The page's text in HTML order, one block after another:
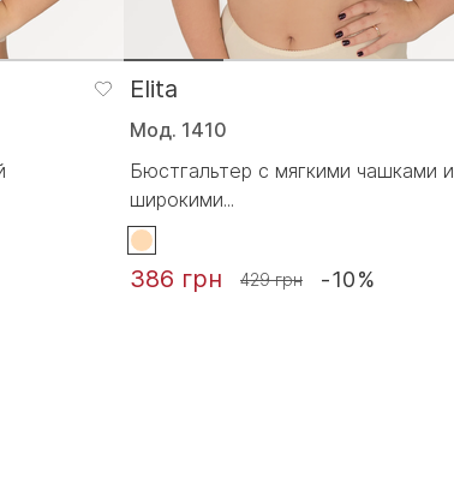
Elita
Мод. 1410
Бюстгальтер с мягкими чашками и
широкими...
386 грн 429 грн -10%